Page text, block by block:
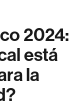
2024:
está
la